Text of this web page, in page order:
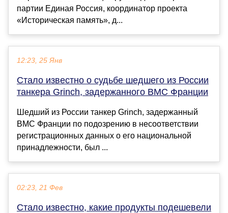
партии Единая Россия, координатор проекта
«Историческая память», д...
12:23, 25 Янв
Стало известно о судьбе шедшего из России
танкера Grinch, задержанного ВМС Франции
Шедший из России танкер Grinch, задержанный
ВМС Франции по подозрению в несоответствии
регистрационных данных о его национальной
принадлежности, был ...
02:23, 21 Фев
Стало известно, какие продукты подешевели